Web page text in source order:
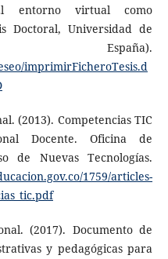
entorno virtual como
Doctoral, Universidad de
imprimirFicheroTesis.d
(2013). Competencias TIC
Docente. Oficina de
de Nuevas Tecnologías.
1759/articles-
(2017). Documento de
y pedagógicas para